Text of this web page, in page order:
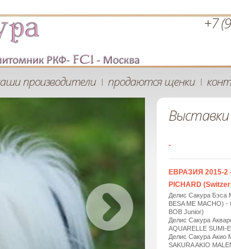
+7
производители | продаются щенки |
Выставки
-
ЕВРАЗИЯ 2015-2
PICHARD
Делис Сакура Бэса
BESA ME
BOB Junior)
Делис Сакура
AQUARELLE SUMI-
Делис Сакура Акио
SAKURA AKIO